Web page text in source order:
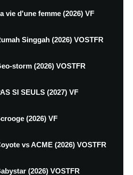
vie d'une femme (2026) VF
Singgah (2026) VOSTFR
storm (2026) VOSTFR
SI SEULS (2027) VF
(2026) VF
vs ACME (2026) VOSTFR
(2026) VOSTFR